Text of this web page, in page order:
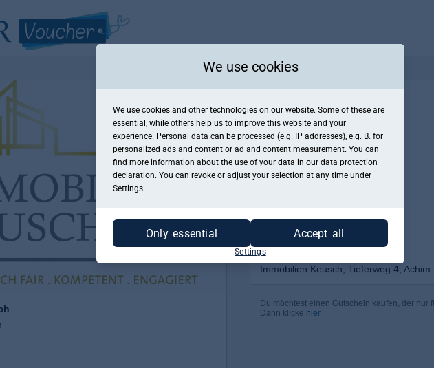
Immobilien Keusch, Tieferweg 4, Achim
Du möchtest einen Gutschein kaufen, der nur
Dann klicke hier.
We use cookies
We use cookies and other technologies on our website. Some of these are
essential, while others help us to improve this website and your
experience. Personal data can be processed (e.g. IP addresses), e.g. B. for
personalized ads and content or ad and content measurement. You can
find more information about the use of your data in our data protection
declaration. You can revoke or adjust your selection at any time under
Settings.
Only essential Accept all
Settings